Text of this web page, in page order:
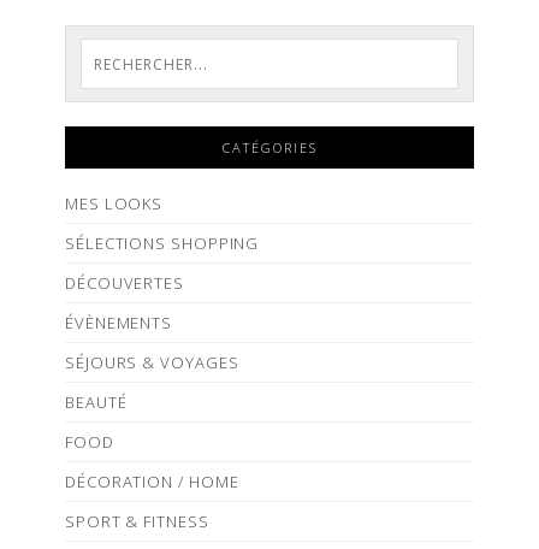
CATÉGORIES
MES LOOKS
SÉLECTIONS SHOPPING
DÉCOUVERTES
ÉVÈNEMENTS
SÉJOURS & VOYAGES
BEAUTÉ
FOOD
DÉCORATION / HOME
SPORT & FITNESS